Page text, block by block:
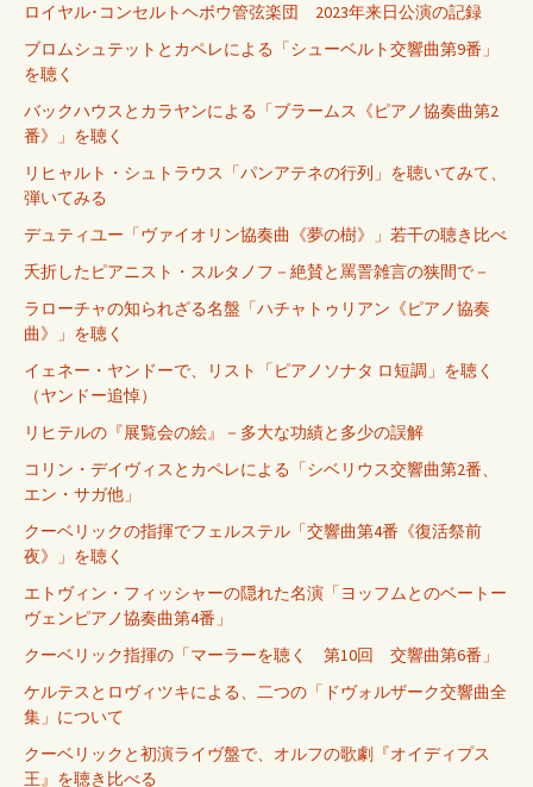
ロイヤル･コンセルトヘボウ管弦楽団 2023年来日公演の記録
ブロムシュテットとカペレによる「シューベルト交響曲第9番」
を聴く
バックハウスとカラヤンによる「ブラームス《ピアノ協奏曲第2
番》」を聴く
リヒャルト・シュトラウス「パンアテネの行列」を聴いてみて、
弾いてみる
デュティユー「ヴァイオリン協奏曲《夢の樹》」若干の聴き比べ
夭折したピアニスト・スルタノフ－絶賛と罵詈雑言の狭間で－
ラローチャの知られざる名盤「ハチャトゥリアン《ピアノ協奏
曲》」を聴く
イェネー・ヤンドーで、リスト「ピアノソナタ ロ短調」を聴く
（ヤンドー追悼）
リヒテルの『展覧会の絵』－多大な功績と多少の誤解
コリン・デイヴィスとカペレによる「シベリウス交響曲第2番、
エン・サガ他」
クーベリックの指揮でフェルステル「交響曲第4番《復活祭前
夜》」を聴く
エトヴィン・フィッシャーの隠れた名演「ヨッフムとのベートー
ヴェンピアノ協奏曲第4番」
クーベリック指揮の「マーラーを聴く 第10回 交響曲第6番」
ケルテスとロヴィツキによる、二つの「ドヴォルザーク交響曲全
集」について
クーベリックと初演ライヴ盤で、オルフの歌劇『オイディプス
王』を聴き比べる